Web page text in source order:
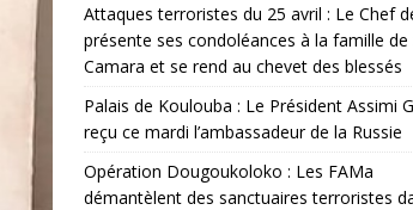
Attaques terroristes du 25 avril : Le Chef
présente ses condoléances à la famille de
Camara et se rend au chevet des blessés
Palais de Koulouba : Le Président Assimi
reçu ce mardi l’ambassadeur de la Russie
Opération Dougoukoloko : Les FAMa
démantèlent des sanctuaires terroristes